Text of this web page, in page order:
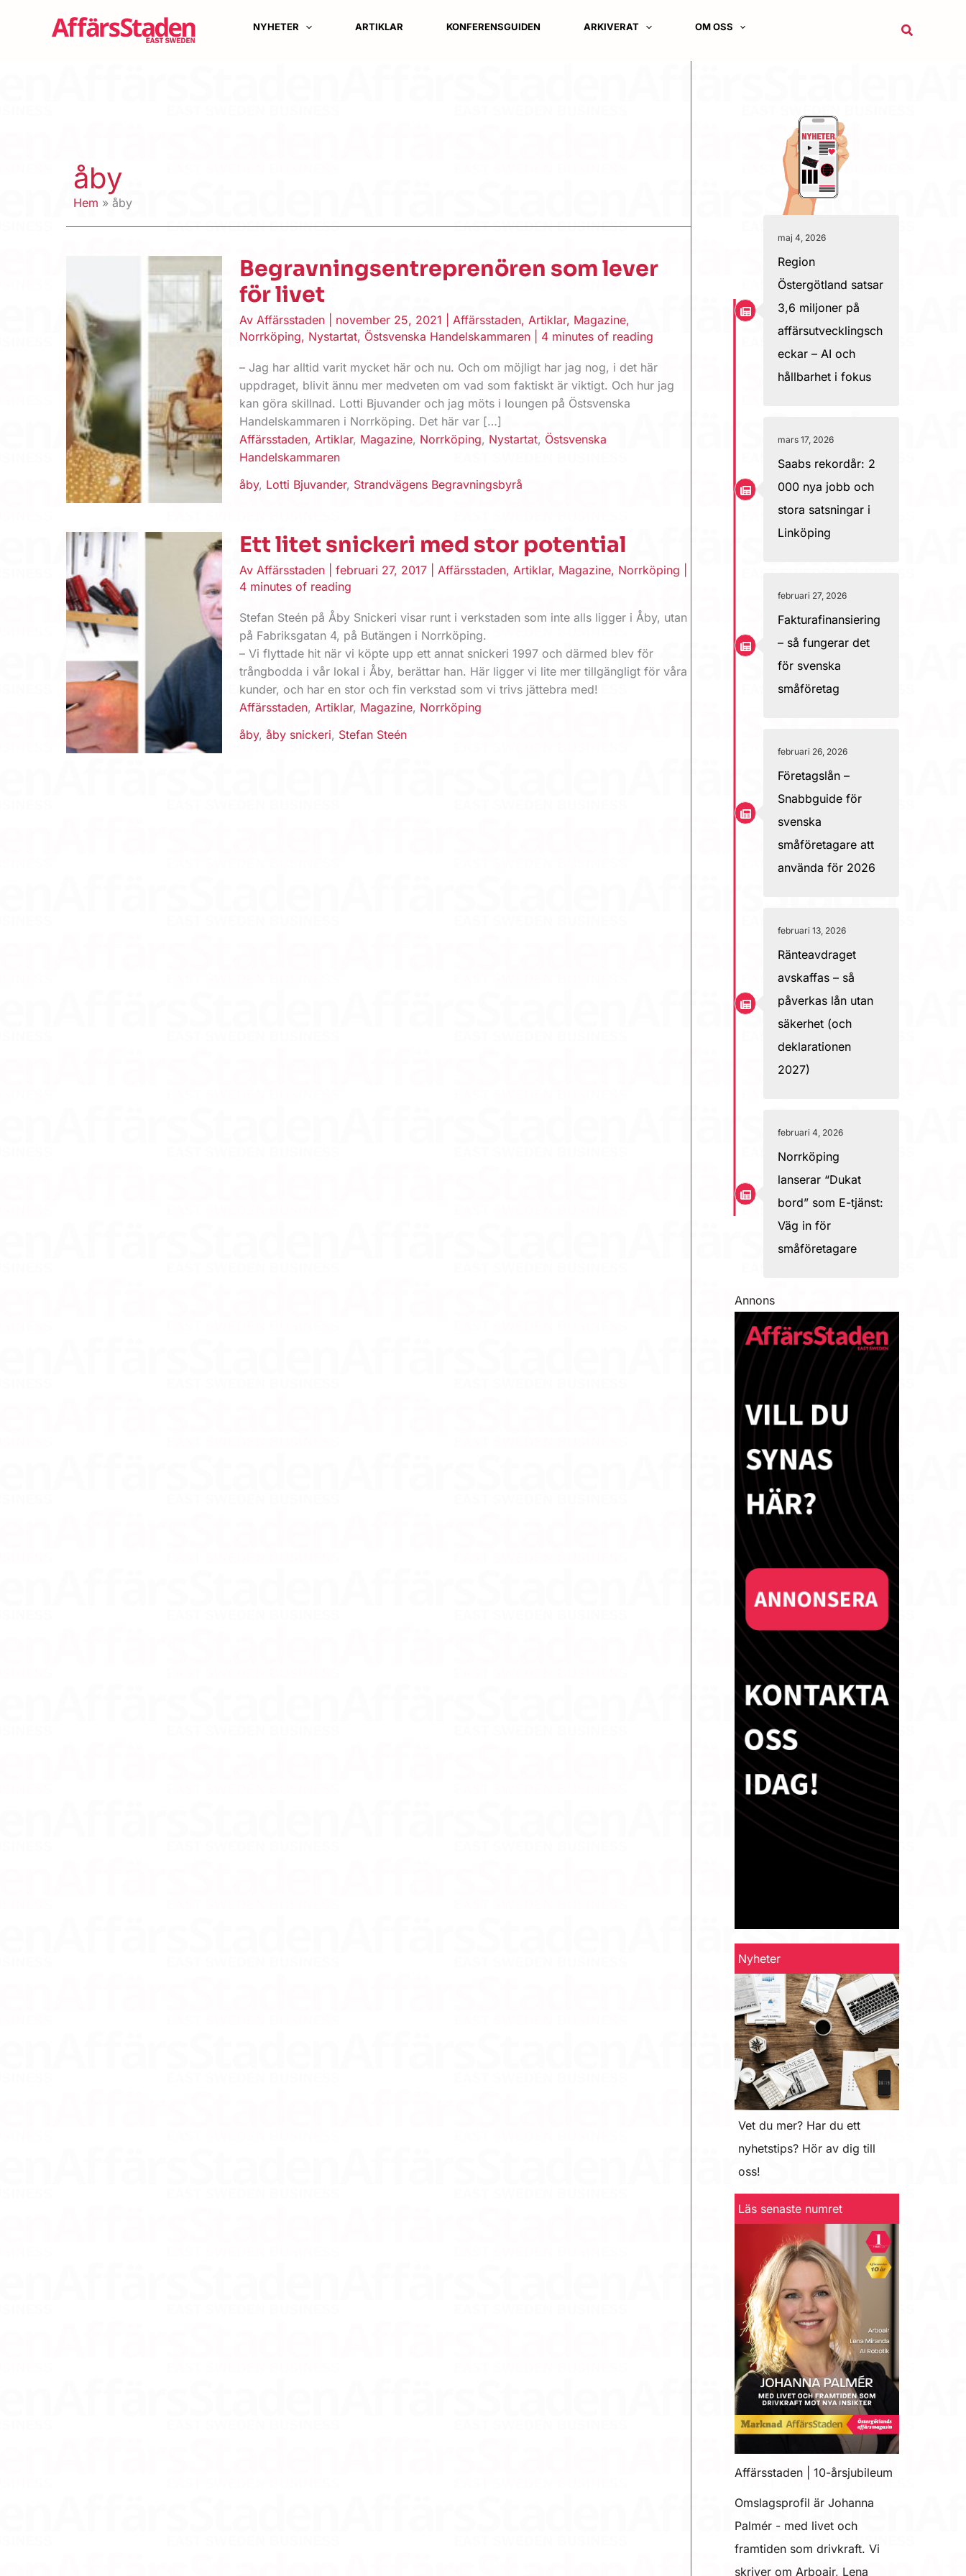
NYHETER ARTIKLAR KONFERENSGUIDEN ARKIVERAT OM OSS Sök
åby
Hem åby
Begravningsentreprenören som lever
för livet
AvAffärsstaden november 25, 2021 |Affärsstaden,Artiklar, Magazine,
Norrköping, Nystartat, Östsvenska Handelskammaren 4 minutes of reading
– Jag har alltid varit mycket här och nu. Och om möjligt har jag nog, i det här
uppdraget, blivit ännu mer medveten om vad som faktiskt är viktigt. Och hur jag
kan göra skillnad. Lotti Bjuvander och jag möts i loungen på Östsvenska
Handelskammaren i Norrköping. Det här var […]
Affärsstaden,Artiklar, Magazine, Norrköping, Nystartat, Östsvenska
Handelskammaren
åby, Lotti Bjuvander, Strandvägens Begravningsbyrå
Ett litet snickeri med stor potential
Av Affärsstaden |februari 27, 2017 Affärsstaden, Artiklar, Magazine, Norrköping
4 minutes of reading
Stefan Steén på Åby Snickeri visar runt i verkstaden som inte alls ligger i Åby, utan
på Fabriksgatan 4, på Butängen i Norrköping.
– Vi flyttade hit när vi köpte upp ett annat snickeri 1997 och därmed blev för
trångbodda i vår lokal i Åby, berättar han. Här ligger vi lite mer tillgängligt för våra
kunder, och har en stor och fin verkstad som vi trivs jättebra med!
Affärsstaden, Artiklar, Magazine, Norrköping
åby,åby snickeri, Stefan Steén
maj 4, 2026
Region
Östergötland satsar
3,6 miljoner på
affärsutvecklingsch
eckar – AI och
hållbarhet i fokus
mars 17, 2026
Saabs rekordår: 2
000 nya jobb och
stora satsningar i
Linköping
februari 27, 2026
Fakturafinansiering
– så fungerar det
för svenska
småföretag
februari 26, 2026
Företagslån –
Snabbguide för
svenska
småföretagare att
använda för 2026
februari 13, 2026
Ränteavdraget
avskaffas – så
påverkas lån utan
säkerhet (och
deklarationen
2027)
februari 4, 2026
Norrköping
lanserar “Dukat
bord” som E-tjänst:
Väg in för
småföretagare
Annons
Nyheter
Vet du mer? Har du ett
nyhetstips? Hör av dig till
oss!
Läs senaste numret
Affärsstaden | 10-årsjubileum
Omslagsprofil är Johanna
Palmér - med livet och
framtiden som drivkraft. Vi
skriver om Arboair, Lena